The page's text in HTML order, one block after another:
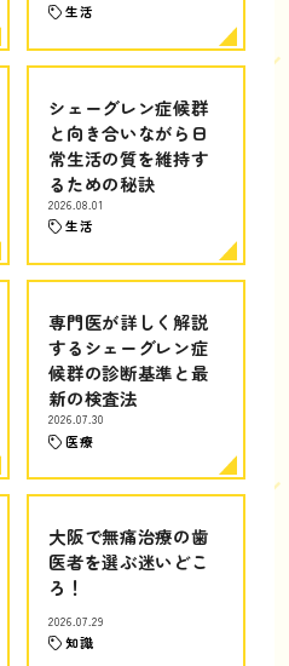
生活
シェーグレン症候群
と向き合いながら日
常生活の質を維持す
るための秘訣
2026.08.01
生活
専門医が詳しく解説
するシェーグレン症
候群の診断基準と最
新の検査法
2026.07.30
医療
大阪で無痛治療の歯
医者を選ぶ迷いどこ
ろ！
2026.07.29
知識